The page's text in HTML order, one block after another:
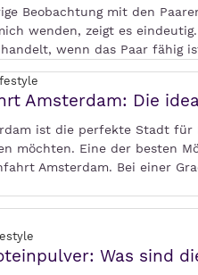
Beobachtung mit den
wenden, zeigt es
wenn das Paar fähig
Amsterdam: Die
ist die perfekte Stadt für
möchten. Eine der besten
Amsterdam. Bei einer
Was sind